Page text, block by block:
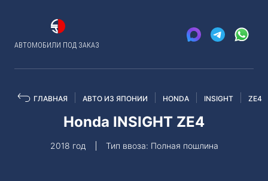
АВТОМОБИЛИ ПОД ЗАКАЗ
ГЛАВНАЯ АВТО ИЗ ЯПОНИИ HONDA INSIGHT ZE4
Honda INSIGHT ZE4
2018 год Тип ввоза: Полная пошлина